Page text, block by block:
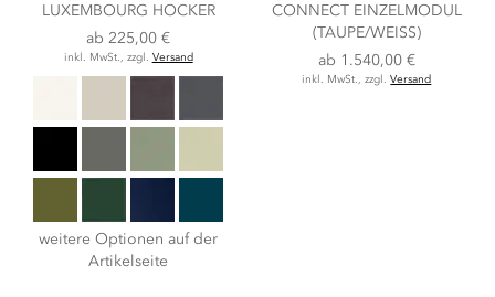
LUXEMBOURG HOCKER
ab225,00 €
inkl. MwSt., zzgl. Versand
weitere Optionen auf der
Artikelseite
CONNECT EINZELMODUL
(TAUPE/WEISS)
ab 1.540,00 €
inkl. MwSt., zzgl.Versand